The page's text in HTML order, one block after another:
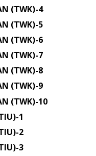
(TWK)-4
(TWK)-5
(TWK)-6
(TWK)-7
(TWK)-8
(TWK)-9
(TWK)-10
1
2
3